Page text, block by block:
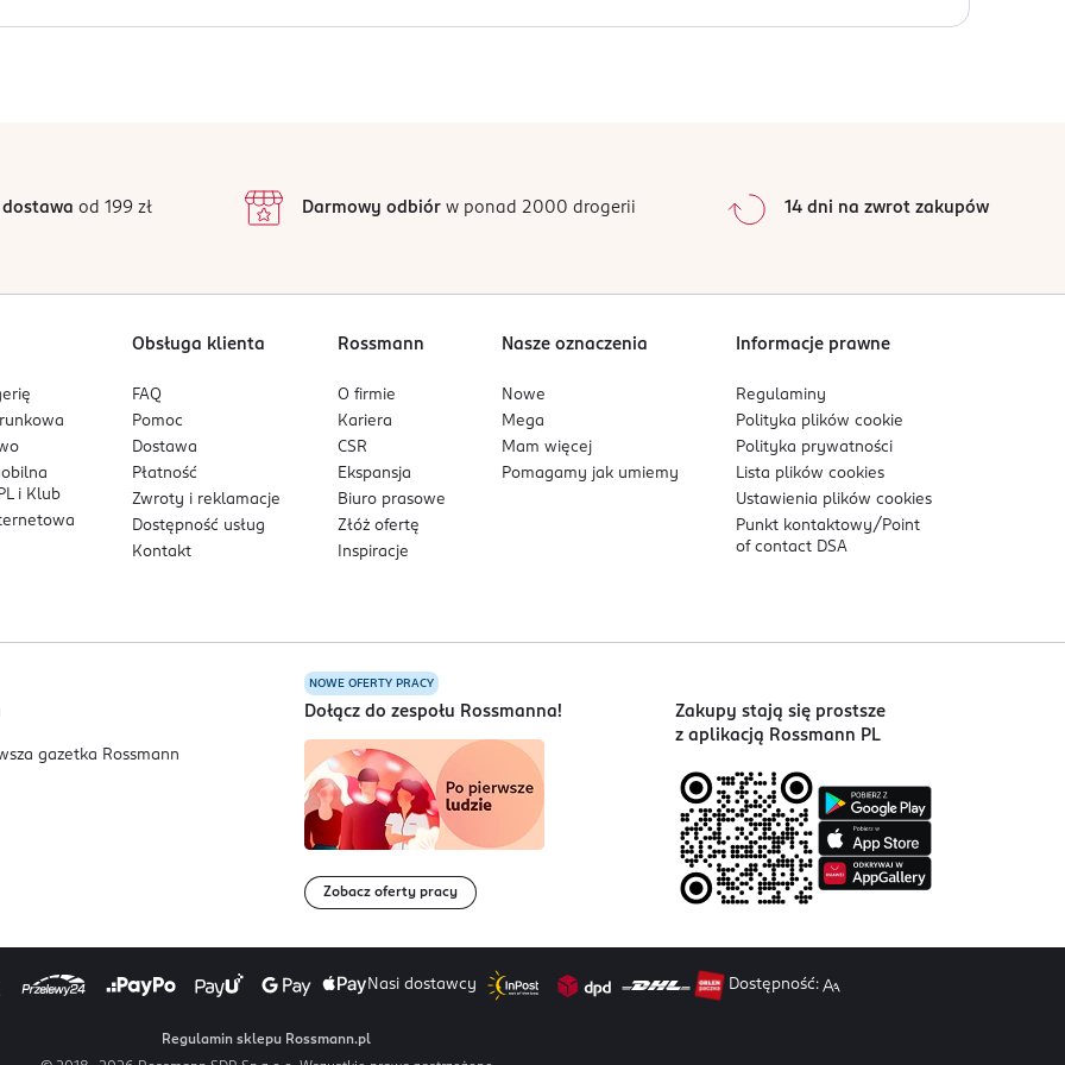
zapachowej.
2
1
0%
Sortowanie wgdata: od najnowszej
dostawa od 199 zł Darmowy odbiórw ponad 2000 drogerii 14 dni na zwrot zakupów
i Klub
Obsługa klienta
FAQ
Pomoc
Dostawa
Płatność
Zwroty i reklamacje
Dostępność usług
Kontakt
Rossmann
O firmie
Kariera
CSR
Ekspansja
Biuro prasowe
Złóż ofertę
Inspiracje
Nasze oznaczenia
Nowe
Mega
Mam więcej
Pomagamy jak umiemy
Informacje prawne
Regulaminy
Polityka plikówcookie
Polityka prywatności
Lista plikówcookies
Ustawienia plikówcookies
Punkt kontaktowy/ Point
of contact DSA
NOWE OFERTY PRACY
Dołącz do zespołu Rossmanna!
Zobacz oferty pracy
Zakupy stają się prostsze
z aplikacją Rossmann PL
Nasi dostawcy Dostępność:
Regulamin sklepu Rossmann.pl